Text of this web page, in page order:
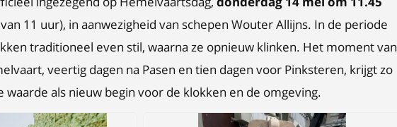
11 uur), in aanwezigheid van schepen Wouter Allijns. In de periode
traditioneel even stil, waarna ze opnieuw klinken. Het moment van
veertig dagen na Pasen en tien dagen voor Pinksteren, krijgt zo
waarde als nieuw begin voor de klokken en de omgeving.